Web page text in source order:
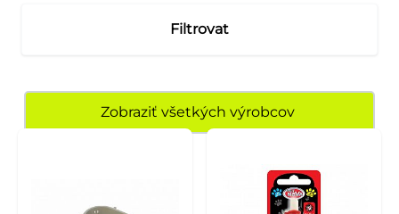
Filtrovat
Zobraziť všetkých výrobcov